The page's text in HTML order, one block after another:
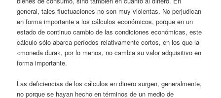
general, tales fluctuaciones no son muy violentas. No perjudican
en forma importante a los cálculos económicos, porque en un
estado de continuo cambio de las condiciones económicas, este
cálculo sólo abarca períodos relativamente cortos, en los que la
«moneda dura», por lo menos, no cambia su valor adquisitivo en
forma importante.
Las deficiencias de los cálculos en dinero surgen, generalmente,
no porque se hayan hecho en términos de un medio de